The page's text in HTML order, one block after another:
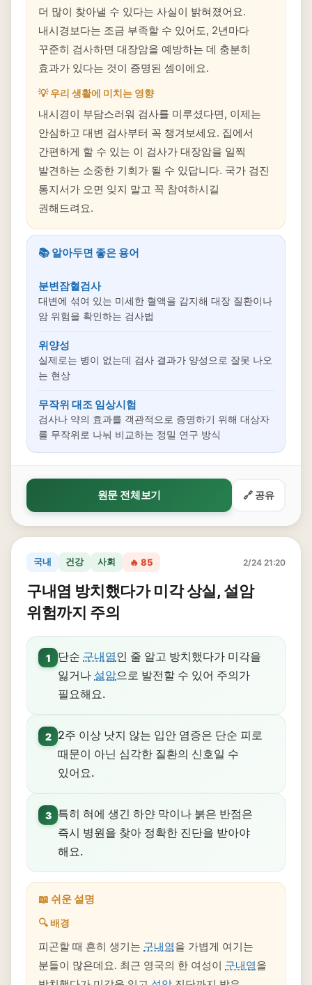
더 많이 찾아낼 수 있다는 사실이 밝혀졌어요.
내시경보다는 조금 부족할 수 있어도, 2년마다
꾸준히 검사하면 대장암을 예방하는 데 충분히
효과가 있다는 것이 증명된 셈이에요.
💡 우리 생활에 미치는 영향
내시경이 부담스러워 검사를 미루셨다면, 이제는
안심하고 대변 검사부터 꼭 챙겨보세요. 집에서
간편하게 할 수 있는 이 검사가 대장암을 일찍
발견하는 소중한 기회가 될 수 있답니다. 국가 검진
통지서가 오면 잊지 말고 꼭 참여하시길
권해드려요.
📚 알아두면 좋은 용어
분변잠혈검사
대변에 섞여 있는 미세한 혈액을 감지해 대장 질환이나
암 위험을 확인하는 검사법
위양성
실제로는 병이 없는데 검사 결과가 양성으로 잘못 나오
는 현상
무작위 대조 임상시험
검사나 약의 효과를 객관적으로 증명하기 위해 대상자
를 무작위로 나눠 비교하는 정밀 연구 방식
원문 전체보기 🔗 공유
국내 건강 사회 🔥 85 2/24 21:20
구내염 방치했다가 미각 상실, 설암
위험까지 주의
1 단순 구내염인 줄 알고 방치했다가 미각을
잃거나 설암으로 발전할 수 있어 주의가
필요해요.
2
2주 이상 낫지 않는 입안 염증은 단순 피로
때문이 아닌 심각한 질환의 신호일 수
있어요.
3
특히 혀에 생긴 하얀 막이나 붉은 반점은
즉시 병원을 찾아 정확한 진단을 받아야
해요.
📖 쉬운 설명
🔍 배경
피곤할 때 흔히 생기는 구내염을 가볍게 여기는
분들이 많은데요. 최근 영국의 한 여성이 구내염을